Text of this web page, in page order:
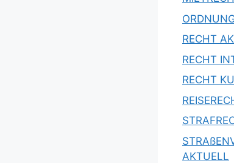
RECHT
RECHT
RECHT
AKTUELL